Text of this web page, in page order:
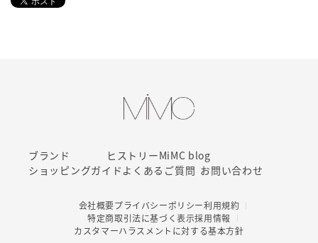
ブランド ヒストリーMiMC blog
ショッピングガイド よくあるご質問 お問い合わせ
会社概要プライバシーポリシー利用規約
特定商取引法に基づく表示採用情報
カスタマーハラスメントに対する基本方針